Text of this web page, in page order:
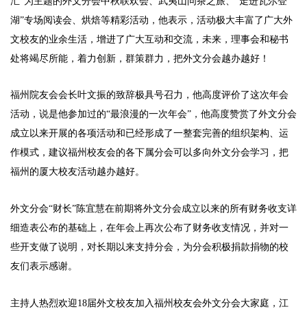
湖”专场阅读会、烘焙等精彩活动，他表示，活动极大丰富了广大外
文校友的业余生活，增进了广大互动和交流，未来，理事会和秘书
处将竭尽所能，着力创新，群策群力，把外文分会越办越好！
福州院友会会长叶文振的致辞极具号召力，他高度评价了这次年会
活动，说是他参加过的“最浪漫的一次年会”，他高度赞赏了外文分会
成立以来开展的各项活动和已经形成了一整套完善的组织架构、运
作模式，建议福州校友会的各下属分会可以多向外文分会学习，把
福州的厦大校友活动越办越好。
外文分会“财长”陈宜慧在前期将外文分会成立以来的所有财务收支详
细造表公布的基础上，在年会上再次公布了财务收支情况，并对一
些开支做了说明，对长期以来支持分会，为分会积极捐款捐物的校
友们表示感谢。
主持人热烈欢迎18届外文校友加入福州校友会外文分会大家庭，江